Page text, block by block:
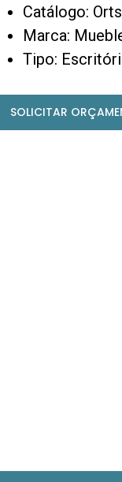
Catálogo:
Marca:
Tipo:
SOLICITAR